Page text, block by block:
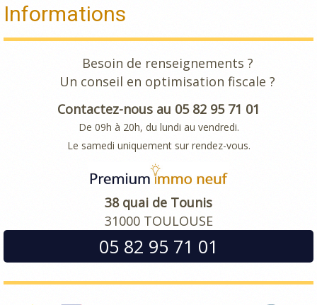
Informations
Besoin de renseignements ?
Un conseil en optimisation fiscale ?
Contactez-nous au 05 82 95 71 01
De 09h à 20h, du lundi au vendredi.
Le samedi uniquement sur rendez-vous.
38 quai de Tounis
31000 TOULOUSE
05 82 95 71 01